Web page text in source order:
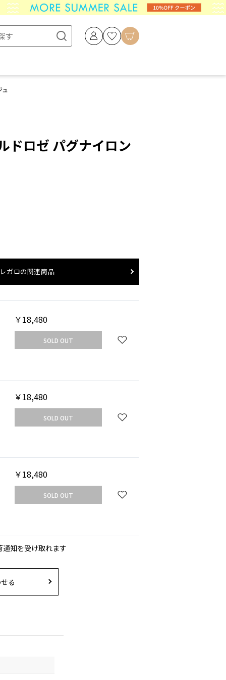
グレージュ
ドロゼ パグナイロン
レガロの関連商品
￥18,480
SOLD OUT
￥18,480
SOLD OUT
￥18,480
SOLD OUT
通知を受け取れます
る